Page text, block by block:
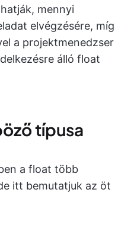
mennyi
elvégzésére, míg
a projektmenedzser
álló float
típusa
a float több
itt bemutatjuk az öt